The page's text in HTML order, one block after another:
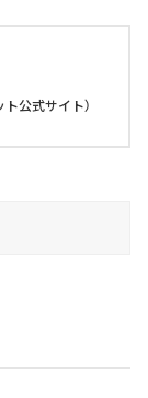
公式サイト）